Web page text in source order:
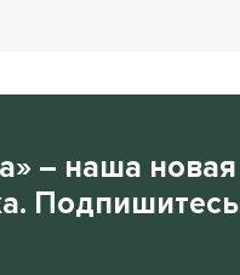
– наша новая
Подпишитесь